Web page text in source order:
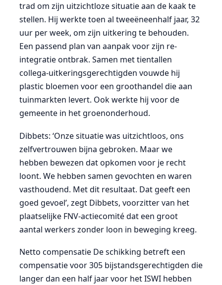
trad om zijn uitzichtloze situatie aan de kaak te
stellen. Hij werkte toen al tweeëneenhalf jaar, 32
uur per week, om zijn uitkering te behouden.
Een passend plan van aanpak voor zijn re-
integratie ontbrak. Samen met tientallen
collega-uitkeringsgerechtigden vouwde hij
plastic bloemen voor een groothandel die aan
tuinmarkten levert. Ook werkte hij voor de
gemeente in het groenonderhoud.
Dibbets: ‘Onze situatie was uitzichtloos, ons
zelfvertrouwen bijna gebroken. Maar we
hebben bewezen dat opkomen voor je recht
loont. We hebben samen gevochten en waren
vasthoudend. Met dit resultaat. Dat geeft een
goed gevoel’, zegt Dibbets, voorzitter van het
plaatselijke FNV-actiecomité dat een groot
aantal werkers zonder loon in beweging kreeg.
Netto compensatie De schikking betreft een
compensatie voor 305 bijstandsgerechtigden die
langer dan een half jaar voor het ISWI hebben